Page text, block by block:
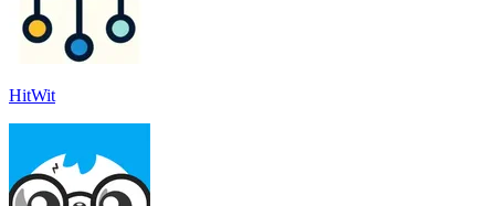
HitWit